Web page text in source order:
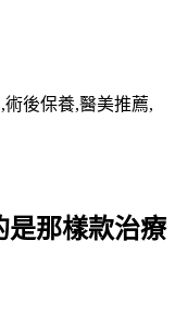
後保養,醫美推薦,
是那樣款治療